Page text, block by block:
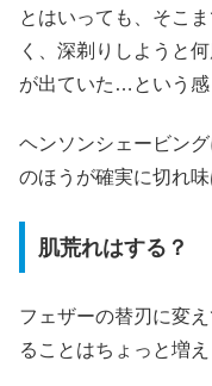
とはいっても、そこ
く、深剃りしようと
が出ていた…という
ヘンソンシェービン
のほうが確実に切れ味
肌荒れはする？
フェザーの替刃に変
ることはちょっと増え